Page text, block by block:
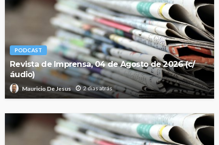
PODCAST
Revista de Imprensa, 04 de Agosto de 2026 (c/
áudio)
Mauricio De Jesus 2 dias atrás